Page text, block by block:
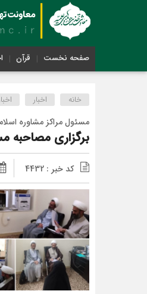
صفحه نخست قرآن
خانه اخبار
مسئول مراکز مشاوره
برگزاری مصاحبه
کد خبر : 4432